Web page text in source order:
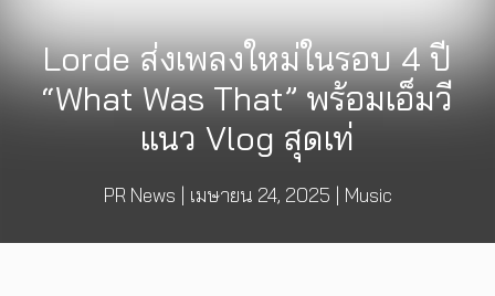
Lorde ส่งเพลงใหม่ในรอบ 4 ปี
“What Was That” พร้อมเอ็มวี
แนว Vlog สุดเท่
PR News | เมษายน 24, 2025 | Music